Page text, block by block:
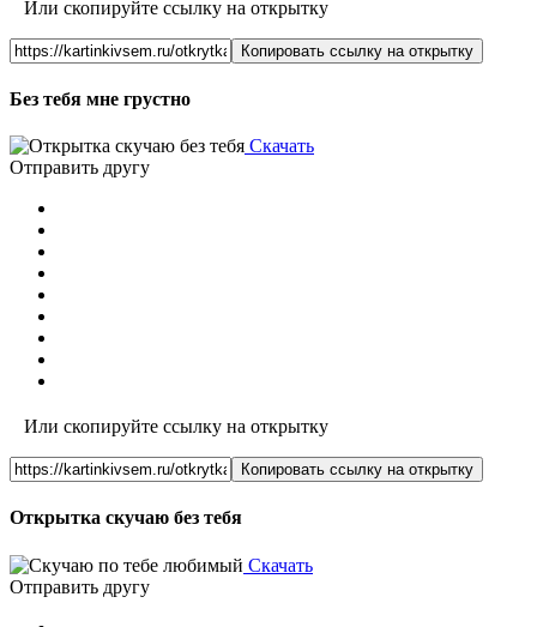
Или скопируйте ссылку на открытку
Копировать ссылку на открытку
Без тебя мне грустно
Скачать
Отправить другу
Или скопируйте ссылку на открытку
Копировать ссылку на открытку
Открытка скучаю без тебя
Скачать
Отправить другу